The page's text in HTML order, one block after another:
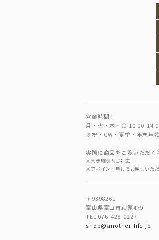
営業時間：
月・火・木・金 10:00-
※祝・GW・夏季・年末年
実際に商品をご覧いただく
※営業時間内ご対応
※アポイント無しでお越しいた
〒9398261
富山県富山市萩原479
TEL 076-428-0227
shop@another-life.jp